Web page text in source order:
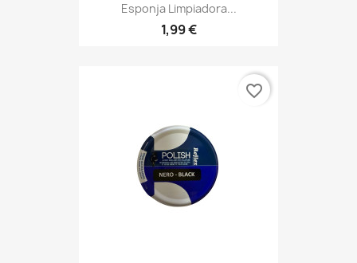
Esponja Limpiadora...
1,99 €
favorite_border